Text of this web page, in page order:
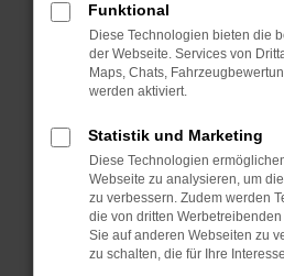
Starte dein Gerät neu.
Das kann manchmal
Probleme zu beheben.
Betriebssystem auf dem
sind.
Veraltete Software birgt
Sicherheitsrisiko, sondern
führen, dass bestimmte
unterstützt werden.
Funktional
Diese Technologien bieten die
der Webseite. Services von
Maps, Chats,
werden aktiviert.
Statistik und Marketing
Diese Technologien
Webseite zu analysieren, um
zu verbessern. Zudem werden
die von dritten
Sie auf anderen Webseiten zu
zu schalten, die für Ihre